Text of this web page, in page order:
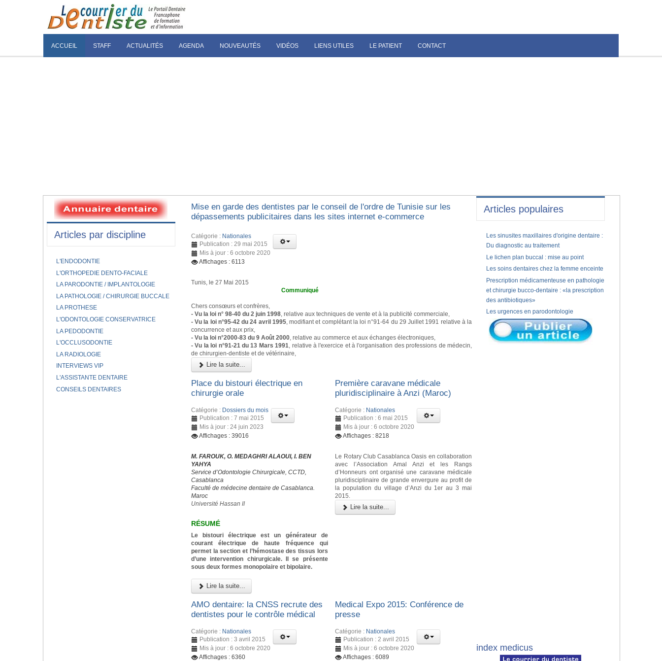
ACCUEIL STAFF ACTUALITÉS AGENDA NOUVEAUTÉS VIDÉOS LIENS UTILES LE PATIENT CONTACT
Mise en garde des dentistes par le conseil de l'ordre de Tunisie sur les
dépassements publicitaires dans les sites internet e-commerce
Catégorie : Nationales
Publication : 29 mai 2015
Mis à jour : 6 octobre 2020
Affichages : 6113
Tunis, le 27 Mai 2015
Communiqué
Chers consœurs et confrères,
- Vu la loi n° 98-40 du 2 juin 1998 , relative aux techniques de vente et à la publicité commerciale,
- Vu la loi n°95-42 du 24 avril 1995, modifiant et complétant la loi n°91-64 du 29 Juillet 1991 relative à la
concurrence et aux prix,
- Vu la loi n°2000-83 du 9 Août 2000 , relative au commerce et aux échanges électroniques,
- Vu la loi n°91-21 du 13 Mars 1991 , relative à l'exercice et à l'organisation des professions de médecin,
de chirurgien-dentiste et de vétérinaire,
Lire la suite...
Place du bistouri électrique en
chirurgie orale
Catégorie : Dossiers du mois
Publication : 7 mai 2015
Mis à jour : 24 juin 2023
Affichages : 39016
M. FAROUK, O. MEDAGHRI ALAOUI, I. BEN
YAHYA
Service d’Odontologie Chirurgicale, CCTD,
Casablanca
Faculté de médecine dentaire de Casablanca.
Maroc
Université Hassan II
RÉSUMÉ
Le bistouri électrique est un générateur de
courant électrique de haute fréquence qui
permet la section et l’hémostase des tissus lors
d’une intervention chirurgicale. Il se présente
sous deux formes monopolaire et bipolaire.
Lire la suite...
Première caravane médicale
pluridisciplinaire à Anzi (Maroc)
Catégorie : Nationales
Publication : 6 mai 2015
Mis à jour : 6 octobre 2020
Affichages : 8218
Le Rotary Club Casablanca Oasis en collaboration
avec l’Association Amal Anzi et les Rangs
d’Honneurs ont organisé une caravane médicale
pluridisciplinaire de grande envergure au profit de
la population du village d’Anzi du 1er au 3 mai
2015.
Lire la suite...
AMO dentaire: la CNSS recrute des
dentistes pour le contrôle médical
Catégorie : Nationales
Publication : 3 avril 2015
Mis à jour : 6 octobre 2020
Affichages : 6360
Medical Expo 2015: Conférence de
presse
Catégorie : Nationales
Publication : 2 avril 2015
Mis à jour : 6 octobre 2020
Affichages : 6089
Articles par discipline
L'ENDODONTIE
L'ORTHOPEDIE DENTO-FACIALE
LA PARODONTIE / IMPLANTOLOGIE
LA PATHOLOGIE / CHIRURGIE BUCCALE
LA PROTHESE
L'ODONTOLOGIE CONSERVATRICE
LA PEDODONTIE
L'OCCLUSODONTIE
LA RADIOLOGIE
INTERVIEWS VIP
L'ASSISTANTE DENTAIRE
CONSEILS DENTAIRES
Articles populaires
Les sinusites maxillaires d'origine dentaire :
Du diagnostic au traitement
Le lichen plan buccal : mise au point
Les soins dentaires chez la femme enceinte
Prescription médicamenteuse en pathologie
et chirurgie bucco-dentaire : «la prescription
des antibiotiques»
Les urgences en parodontologie
index medicus